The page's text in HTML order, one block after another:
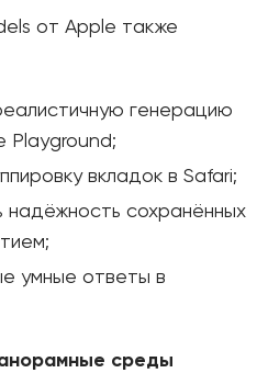
от Apple также
генерацию
Playground;
вкладок в Safari;
надёжность сохранённых
умные ответы в
среды